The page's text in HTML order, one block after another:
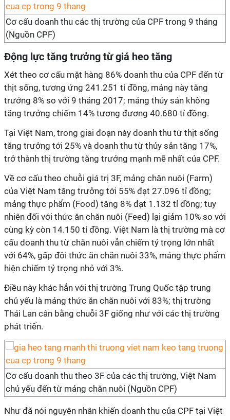
Cơ cấu doanh thu các thị trường của CPF trong 9 tháng
(Nguồn CPF)
Động lực tăng trưởng từ giá heo tăng
Xét theo cơ cấu mặt hàng 86% doanh thu của CPF đến từ
thịt sống, tương ứng 241.251 tỉ đồng, mảng này tăng
trưởng 8% so với 9 tháng 2017; mảng thủy sản không
tăng trưởng chiếm 14% tương đương 40.680 tỉ đồng.
Tại Việt Nam, trong giai đoạn này doanh thu từ thịt sống
tăng trưởng tới 25% và doanh thu từ thủy sản tăng 17%,
trở thành thị trường tăng trưởng mạnh mẽ nhất của CPF.
Về cơ cấu theo chuỗi giá trị 3F, mảng chăn nuôi (Farm)
của Việt Nam tăng trưởng tới 55% đạt 27.096 tỉ đồng;
mảng thực phẩm (Food) tăng 8% đạt 1.132 tỉ đồng; tuy
nhiên đối với thức ăn chăn nuôi (Feed) lại giảm 10% so với
cùng kỳ còn 14.150 tỉ đồng. Việt Nam là thị trường mà cơ
cấu doanh thu từ chăn nuôi vẫn chiếm tỷ trọng lớn nhất
với 64%, gấp đôi thức ăn chăn nuôi 33%, mảng thực phẩm
hiện chiếm tỷ trọng nhỏ với 3%.
Điều này khác hẳn với thị trường Trung Quốc tập trung
chủ yếu là mảng thức ăn chăn nuôi với 83%; thị trường
Thái Lan cân bằng chuỗi 3F giống như với các thị trường
phát triển.
Cơ cấu doanh thu theo 3F của các thị trường, Việt Nam
chủ yếu đến từ mảng chăn nuôi (Nguồn CPF)
Như đã nói nguyên nhân khiến doanh thu của CPF tại Việt